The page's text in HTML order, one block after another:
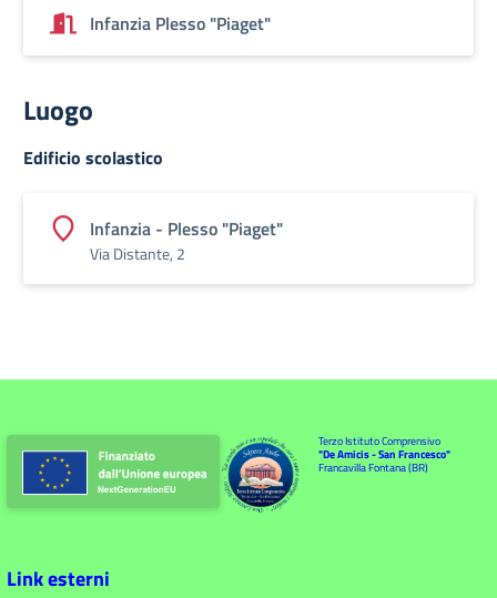
Infanzia Plesso "Piaget"
Luogo
Edificio scolastico
Infanzia - Plesso "Piaget"
Via Distante, 2
Terzo Istituto Comprensivo
"De Amicis - San Francesco"
Francavilla Fontana (BR)
Link esterni